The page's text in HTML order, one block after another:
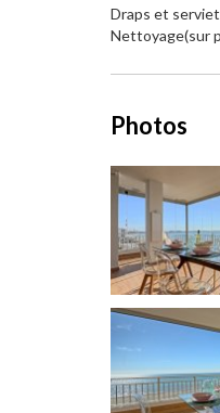
Draps et
Nettoyage(sur
Photos